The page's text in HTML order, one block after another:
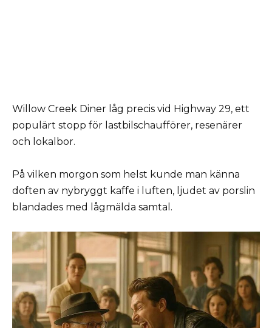
Willow Creek Diner låg precis vid Highway 29, ett
populärt stopp för lastbilschaufförer, resenärer
och lokalbor.
På vilken morgon som helst kunde man känna
doften av nybryggt kaffe i luften, ljudet av porslin
blandades med lågmälda samtal.